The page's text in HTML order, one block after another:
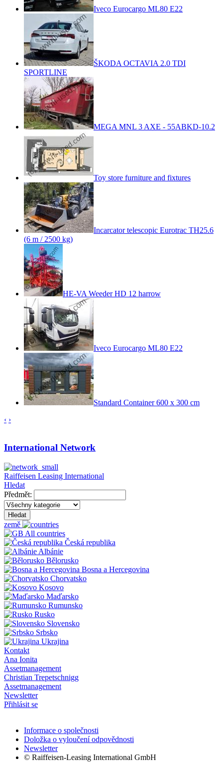
Iveco Eurocargo ML80 E22
ŠKODA OCTAVIA 2.0 TDI
SPORTLINE
MEGA MNL 3 AXE - 55ABKD-10.2
Toy store furniture and fixtures
Incarcator telescopic Eurotrac TH25.6
(6 m / 2500 kg)
HE-VA Weeder HD 12 harrow
Iveco Eurocargo ML80 E22
Standard Container 600 x 300 cm
‹ ›
International Network
Raiffeisen Leasing International
Hledat
Předmět:
Hledat
země
All countries
Česká republika
Albánie
Bělorusko
Bosna a Hercegovina
Chorvatsko
Kosovo
Maďarsko
Rumunsko
Rusko
Slovensko
Srbsko
Ukrajina
Kontakt
Ana Ionita
Assetmanagement
Christian Trepetschnigg
Assetmanagement
Newsletter
Přihlásit se
Informace o společnosti
Doložka o vyloučení odpovědnosti
Newsletter
© Raiffeisen-Leasing International GmbH